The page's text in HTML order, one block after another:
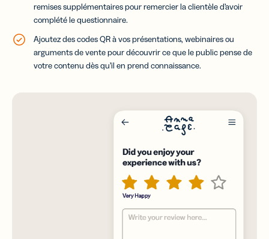
remises supplémentaires pour remercier la clientèle d’avoir
complété le questionnaire.
Ajoutez des codes QR à vos présentations, webinaires ou
arguments de vente pour découvrir ce que le public pense de
votre contenu dès qu’il en prend connaissance.